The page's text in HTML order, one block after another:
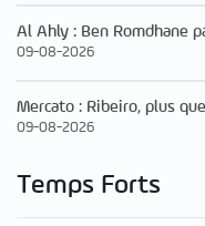
Al Ahly : Ben Romdhane
09-08-2026
Mercato : Ribeiro, plus
09-08-2026
Temps Forts